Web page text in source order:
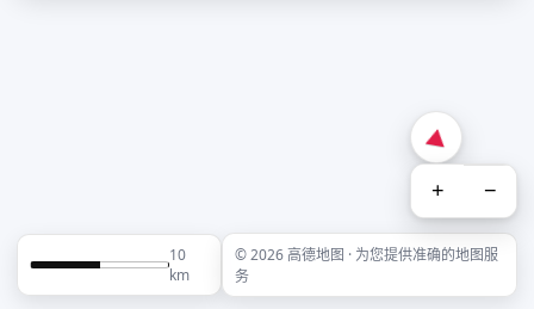
+ −
10
km
© 2026 高德地图 · 为您提供准确的地图服
务